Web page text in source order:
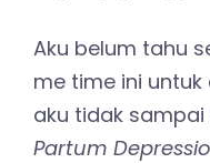
Aku belum tahu
me time ini untuk
aku tidak
Partum